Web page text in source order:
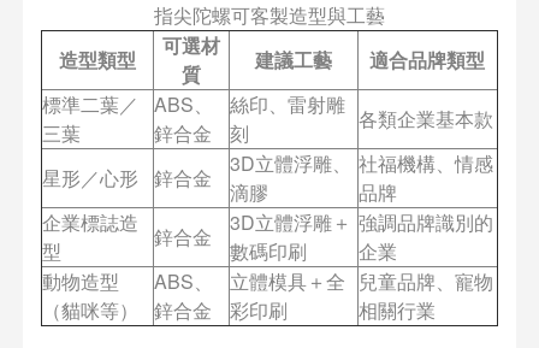
指尖陀螺可客製造型與工藝
造型類型
可選材
質
建議工藝
適合品牌類型
標準二葉／
三葉
ABS、
鋅合金
絲印、雷射雕
刻
各類企業基本款
星形／心形 鋅合金
3D立體浮雕、
滴膠
社福機構、情感
品牌
企業標誌造
型
鋅合金
3D立體浮雕＋
數碼印刷
強調品牌識別的
企業
動物造型
（貓咪等）
ABS、
鋅合金
立體模具＋全
彩印刷
兒童品牌、寵物
相關行業